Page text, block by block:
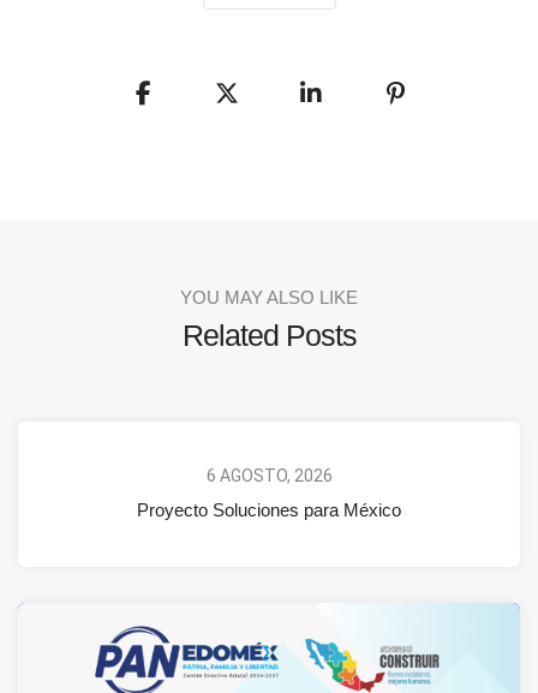
YOU MAY ALSO LIKE
Related Posts
6 AGOSTO, 2026
Proyecto Soluciones para México